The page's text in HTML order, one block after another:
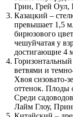
Грин, Грей Оул,
Казацкий –
превышает 1,5
бирюзового
чешуйчатая у
достигающие 4
ветвями и
Хвоя сизовато-
оттенок. Плоды
Среди
Лайм Глоу,